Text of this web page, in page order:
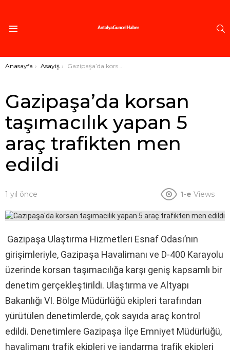
Buradasınız:
Anasayfa Asayiş Gazipaşa’da korsan taşımacılık yapan 5 araç trafikten men edildi
Gazipaşa’da korsan
taşımacılık yapan 5
araç trafikten men
edildi
1 yıl önce 1-e Views
Gazipaşa Ulaştırma Hizmetleri Esnaf Odası’nın
girişimleriyle, Gazipaşa Havalimanı ve D-400 Karayolu
üzerinde korsan taşımacılığa karşı geniş kapsamlı bir
denetim gerçekleştirildi. Ulaştırma ve Altyapı
Bakanlığı VI. Bölge Müdürlüğü ekipleri tarafından
yürütülen denetimlerde, çok sayıda araç kontrol
edildi. Denetimlere Gazipaşa İlçe Emniyet Müdürlüğü,
havalimanı trafik ekipleri ve jandarma trafik ekipleri